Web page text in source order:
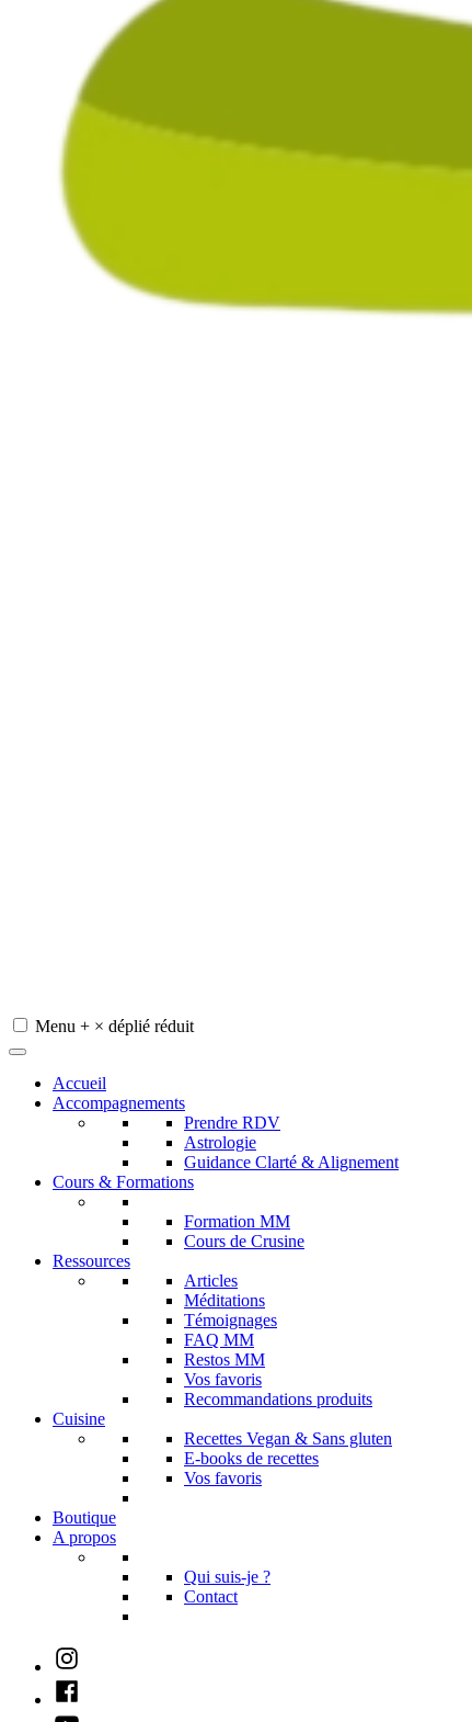
Menu + × déplié réduit
Accueil
Accompagnements
Prendre RDV
Astrologie
Guidance Clarté & Alignement
Cours & Formations
Formation MM
Cours de Crusine
Ressources
Articles
Méditations
Témoignages
FAQ MM
Restos MM
Vos favoris
Recommandations produits
Cuisine
Recettes Vegan & Sans gluten
E-books de recettes
Vos favoris
Boutique
A propos
Qui suis-je ?
Contact
Instagram
Facebook
Youtube